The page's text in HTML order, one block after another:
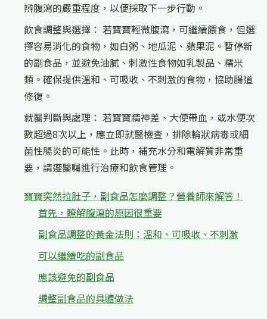
辨腹瀉的嚴重程度，以便採取下一步行動。
飲食調整與選擇： 若寶寶輕微腹瀉，可繼續餵食，但選
擇容易消化的食物，如白粥、地瓜泥、蘋果泥。暫停新
的副食品，並避免油膩、刺激性食物如乳製品、糯米
類。確保提供溫和、可吸收、不刺激的食物，協助腸道
修復。
就醫判斷與處理： 若寶寶精神差、大便帶血，或水便次
數超過8次以上，應立即就醫檢查，排除輪狀病毒或細
菌性腸炎的可能性。此時，補充水分和電解質非常重
要，請遵醫囑進行治療和飲食管理。
寶寶突然拉肚子，副食品怎麼調整？營養師來解答！
首先，瞭解腹瀉的原因很重要
副食品調整的黃金法則：溫和、可吸收、不刺激
可以繼續吃的副食品
應該避免的副食品
調整副食品的具體做法